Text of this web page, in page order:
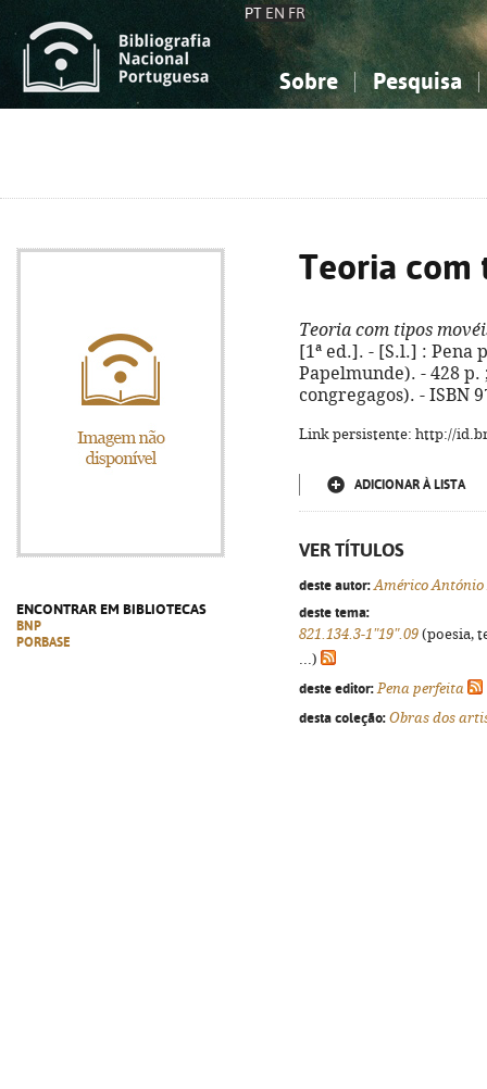
PT EN FR
Sobre Pesquisa
ENCONTRAR EM BIBLIOTECAS
BNP
PORBASE
Teoria com
Teoria com tipos
[1ª ed.]. - [S.l.] : Pena
Papelmunde). - 428 p.
congregagos). - ISBN
Link persistente: http://
ADICIONAR À LISTA
VER TÍTULOS
deste autor: Américo António
deste tema:
821.134.3-1"19".09 (poesia,
...)
deste editor: Pena perfeita
desta coleção: Obras dos